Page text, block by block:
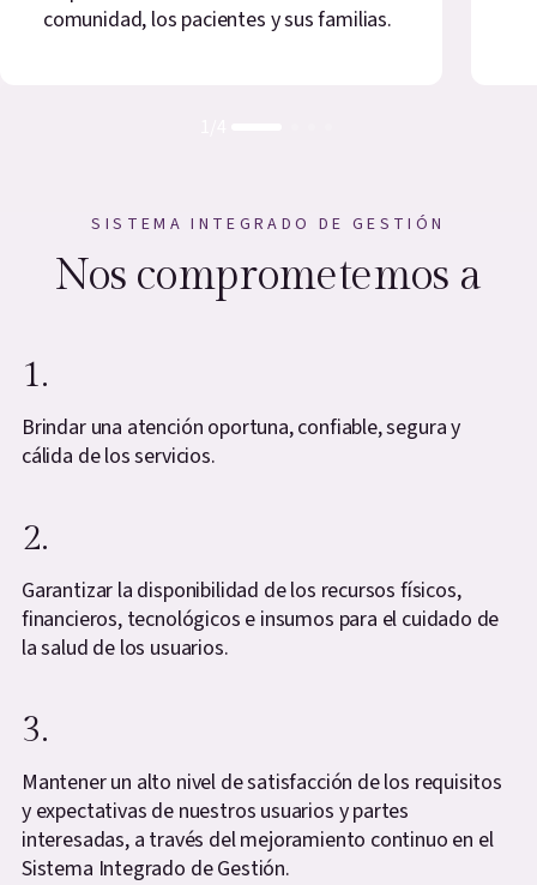
comunidad, los pacientes y sus familias.
SISTEMA INTEGRADO DE GESTIÓN
Nos comprometemos a
1.
Brindar una atención oportuna, confiable, segura y
cálida de los servicios.
2.
Garantizar la disponibilidad de los recursos físicos,
financieros, tecnológicos e insumos para el cuidado de
la salud de los usuarios.
3.
Mantener un alto nivel de satisfacción de los requisitos
y expectativas de nuestros usuarios y partes
interesadas, a través del mejoramiento continuo en el
Sistema Integrado de Gestión.